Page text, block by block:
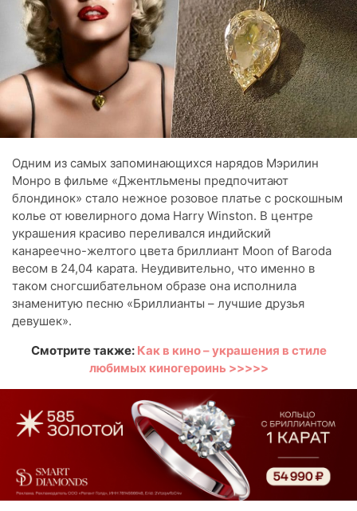
Одним из самых запоминающихся нарядов Мэрилин
Монро в фильме «Джентльмены предпочитают
блондинок» стало нежное розовое платье с роскошным
колье от ювелирного дома Harry Winston. В центре
украшения красиво переливался индийский
канареечно-желтого цвета бриллиант Moon of Baroda
весом в 24,04 карата. Неудивительно, что именно в
таком сногсшибательном образе она исполнила
знаменитую песню «Бриллианты – лучшие друзья
девушек».
Смотрите также: Как в кино – украшения в стиле
любимых киногероинь >>>>>